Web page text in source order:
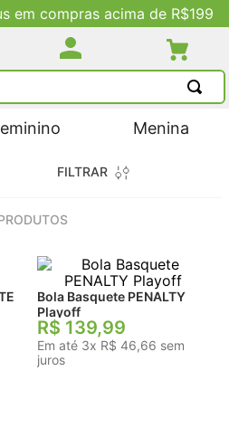
compras acima de R$199
Menina
FILTRAR
Bola Basquete PENALTY
Playoff
R$ 139,99
Em até 3x R$ 46,66 sem
juros